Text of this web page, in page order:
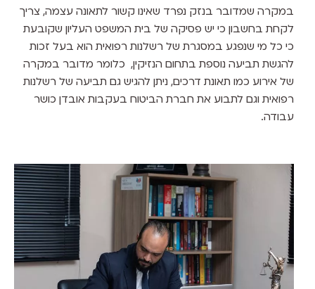
במקרה שמדובר בנזק נפרד שאינו קשור לתאונה עצמה, צריך
לקחת בחשבון כי יש פסיקה של בית המשפט העליון שקובעת
כי כל מי שנפגע במסגרת של רשלנות רפואית הוא בעל זכות
להגשת תביעה נוספת בתחום הנזיקין, כלומר מדובר במקרה
של אירוע כמו תאונת דרכים, ניתן להגיש גם תביעה של רשלנות
רפואית וגם לתבוע את חברת הביטוח בעקבות אובדן כושר
עבודה.